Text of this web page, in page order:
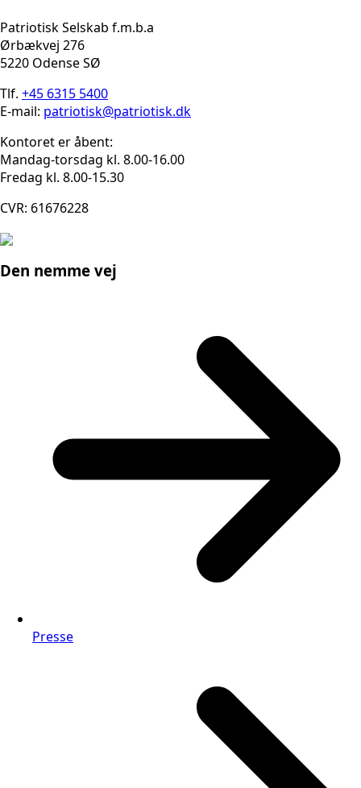
Patriotisk Selskab f.m.b.a
Ørbækvej 276
5220 Odense SØ
Tlf. +45 6315 5400
E-mail: patriotisk@patriotisk.dk
Kontoret er åbent:
Mandag-torsdag kl. 8.00-16.00
Fredag kl. 8.00-15.30
CVR: 61676228
Den nemme vej
Presse